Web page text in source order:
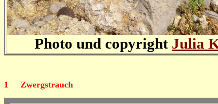
Photo und copyright Julia
1 Zwergstrauch